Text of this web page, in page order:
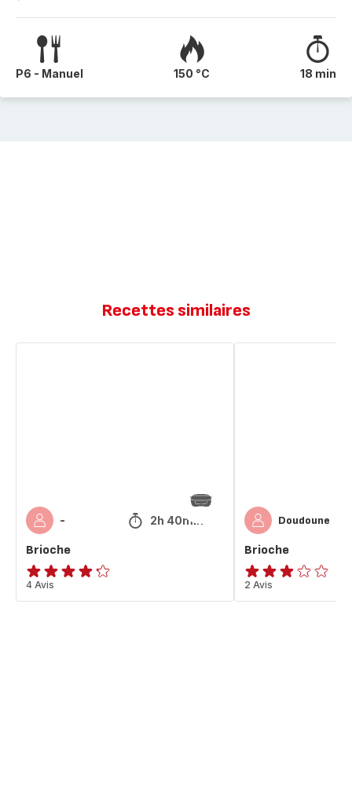
P6 - Manuel 150 °C 18 min
Recettes similaires
- 2h 40min
Brioche
ratings.4.2
4 Avis
Doudoune
Brioche
Avis
3
2 Avis